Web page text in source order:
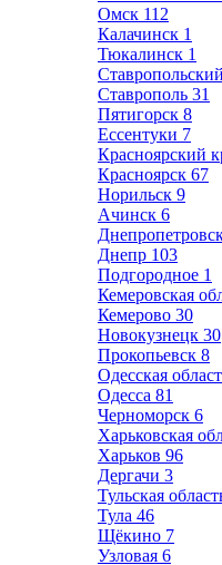
Омск 112
Калачинск 1
Тюкалинск 1
Ставрополь 31
Пятигорск 8
Ессентуки 7
Красноярский
Красноярск 67
Норильск 9
Ачинск 6
Днепр 103
Подгородное 1
Кемеровская
Кемерово 30
Новокузнецк 30
Прокопьевск 8
Одесская
Одесса 81
Черноморск 6
Харьковская
Харьков 96
Дергачи 3
Тульская
Тула 46
Щёкино 7
Узловая 6